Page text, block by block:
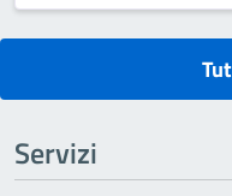
Servizi